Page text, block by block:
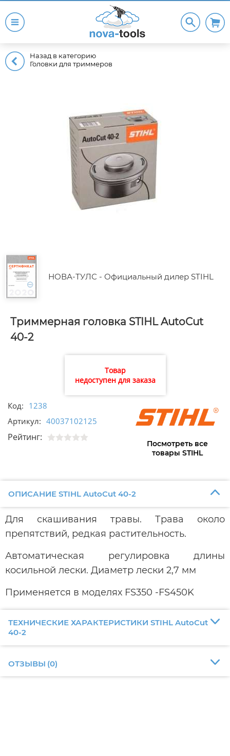
Назад в категорию
Головки для триммеров
НОВА-ТУЛС - Официальный дилер STIHL
Триммерная головка STIHL AutoCut
40-2
Товар
недоступен для заказа
Код: 1238
Артикул: 40037102125
Рейтинг:
Посмотреть все
товары STIHL
ОПИСАНИЕ STIHL AutoCut 40-2
Для скашивания травы. Трава около
препятствий, редкая растительность.
Автоматическая регулировка длины
косильной лески. Диаметр лески 2,7 мм
Применяется в моделях FS350 -FS450K
ТЕХНИЧЕСКИЕ ХАРАКТЕРИСТИКИ STIHL AutoCut
40-2
ОТЗЫВЫ (0)